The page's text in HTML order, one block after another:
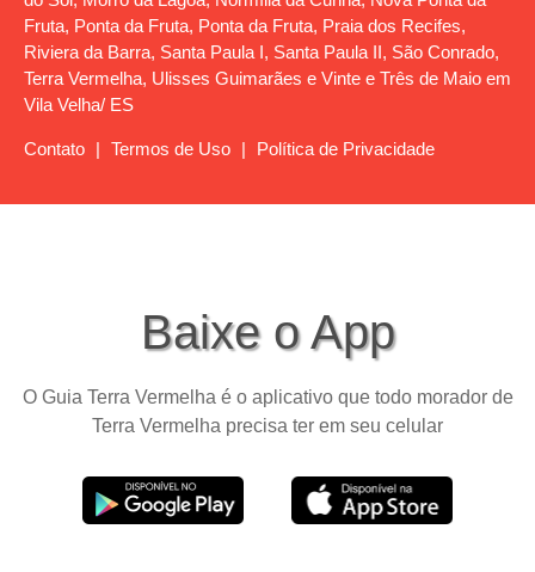
Fruta, Ponta da Fruta, Ponta da Fruta, Praia dos Recifes,
Riviera da Barra, Santa Paula I, Santa Paula II, São Conrado,
Terra Vermelha, Ulisses Guimarães e Vinte e Três de Maio em
Vila Velha/ ES
Contato | Termos de Uso | Política de Privacidade
Baixe o App
O Guia Terra Vermelha é o aplicativo que todo morador de
Terra Vermelha precisa ter em seu celular